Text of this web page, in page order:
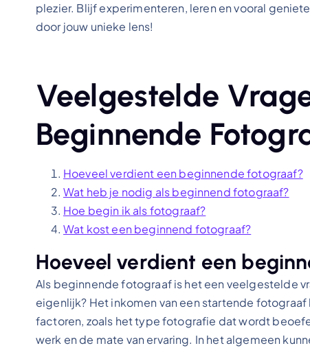
plezier. Blijf experimenteren, leren en vooral
door jouw unieke lens!
Veelgestelde
Beginnende
Hoeveel verdient een beginnende fotograaf?
Wat heb je nodig als beginnend fotograaf?
Hoe begin ik als fotograaf?
Wat kost een beginnend fotograaf?
Hoeveel verdient een
Als beginnende fotograaf is het een veelgestelde
eigenlijk? Het inkomen van een startende
factoren, zoals het type fotografie dat wordt
werk en de mate van ervaring. In het algemeen